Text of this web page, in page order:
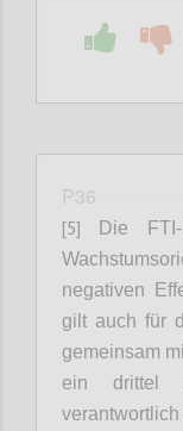
P36
[5] Die FTI-
negativen
gilt auch für
gemeinsam
ein drittel